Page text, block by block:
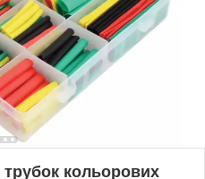
кольорових